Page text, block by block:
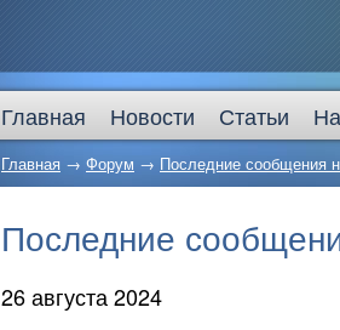
Главная Новости Статьи
Главная → Форум → Последние сообщения
Последние
26 августа 2024